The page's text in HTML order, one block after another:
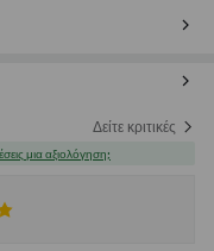
Δείτε κριτικές
μια αξιολόγηση;